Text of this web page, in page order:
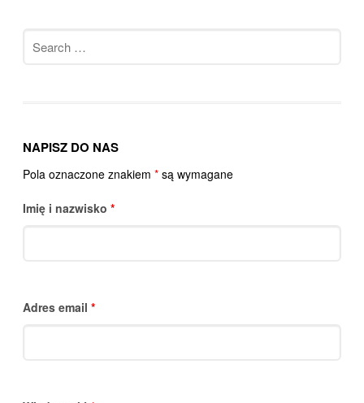
for:
NAPISZ DO NAS
Pola oznaczone znakiem *są wymagane
Imię i nazwisko *
Adres email *